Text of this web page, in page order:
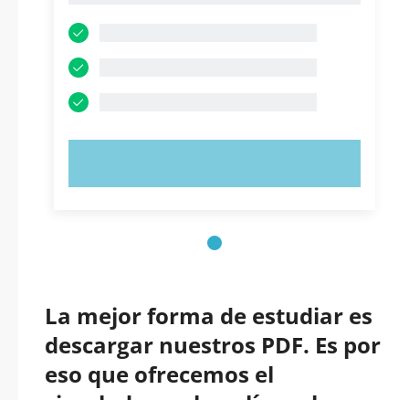
La mejor forma de estudiar es
descargar nuestros PDF. Es por
eso que ofrecemos el